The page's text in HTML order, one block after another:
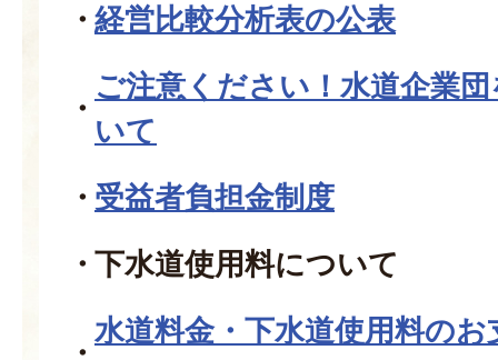
経営比較分析表の公表
ご注意ください！水道企業
いて
受益者負担金制度
下水道使用料について
水道料金・下水道使用料の